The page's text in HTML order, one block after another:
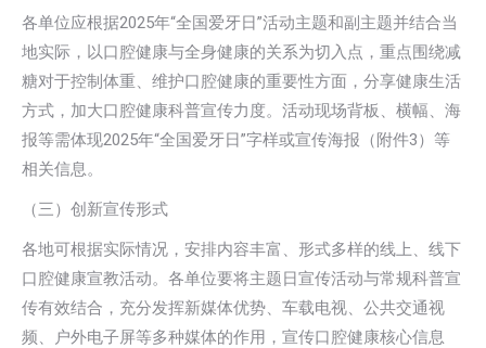
各单位应根据2025年“全国爱牙日”活动主题和副主题并结合当
地实际，以口腔健康与全身健康的关系为切入点，重点围绕减
糖对于控制体重、维护口腔健康的重要性方面，分享健康生活
方式，加大口腔健康科普宣传力度。活动现场背板、横幅、海
报等需体现2025年“全国爱牙日”字样或宣传海报（附件3）等
相关信息。
（三）创新宣传形式
各地可根据实际情况，安排内容丰富、形式多样的线上、线下
口腔健康宣教活动。各单位要将主题日宣传活动与常规科普宣
传有效结合，充分发挥新媒体优势、车载电视、公共交通视
频、户外电子屏等多种媒体的作用，宣传口腔健康核心信息